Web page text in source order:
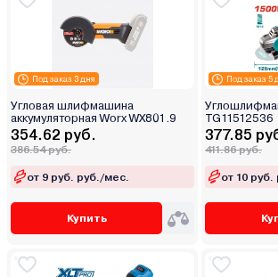
Под заказ 3 дня
Угловая шлифмашина
аккумуляторная Worx WX801.9
354.62 руб.
386.54 руб.
от 9 руб. руб./мес.
Купить
Под заказ 5
TG11512536
377.85
411.86 руб.
от 10 руб.